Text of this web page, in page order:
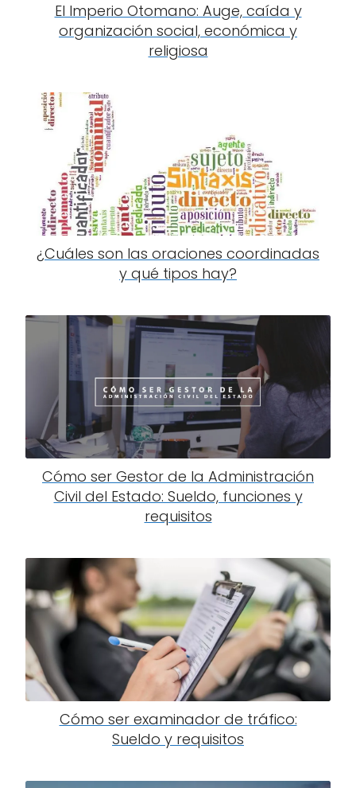
El Imperio Otomano: Auge, caída y
organización social, económica y
religiosa
¿Cuáles son las oraciones coordinadas
y qué tipos hay?
Cómo ser Gestor de la Administración
Civil del Estado: Sueldo, funciones y
requisitos
Cómo ser examinador de tráfico:
Sueldo y requisitos